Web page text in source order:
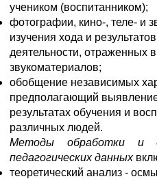
учеником (воспитанником);
фотографии, кино-, теле- и
изучения хода и
деятельности, отраженных
звукоматериалов;
обобщение независимых
предполагающий
результатах обучения и
различных людей.
Методы обработки и
педагогических данных
теоретический анализ -